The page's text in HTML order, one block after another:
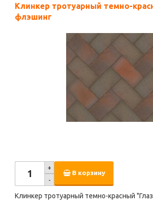
Клинкер тротуарный темно-
флэшинг
+
-
В корзину
Клинкер тротуарный темно-красный